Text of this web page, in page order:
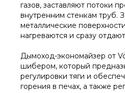
газов, заставляют потоки
внутренним стенкам труб.
металлические
нагреваются и сразу
Дымоход-экономайзер от
шибером, который
регулировки тяги и
горения в печах, а также